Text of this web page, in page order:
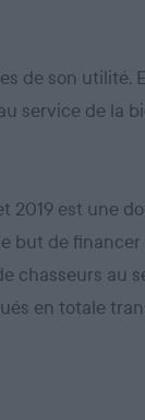
de son utilité.
service de la
2019 est une
but de financer
chasseurs au
en totale